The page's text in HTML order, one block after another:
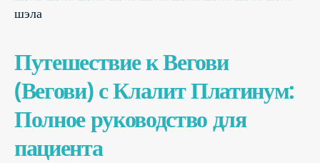
шэла
Путешествие к Вегови
(Вегови) с Клалит Платинум:
Полное руководство для
пациента